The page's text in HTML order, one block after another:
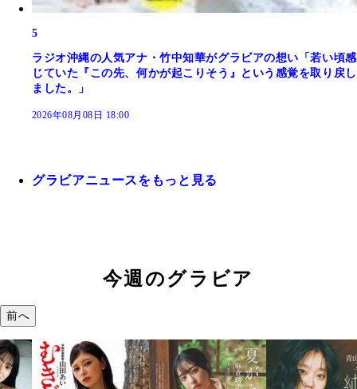
5
ラジオ沖縄の人気アナ・竹中知華がグラビアの想い「若い頃感
じていた『この先、何かが起こりそう』という感覚を取り戻し
ました。」
2026年08月08日 18:00
グラビアニュースをもっと見る
今週のグラビア
前へ